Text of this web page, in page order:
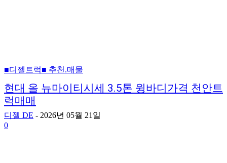
■디젤트럭■ 추천.매물
현대 올 뉴마이티시세 3.5톤 윙바디가격 천안트
럭매매
디젤 DE - 2026년 05월 21일
0